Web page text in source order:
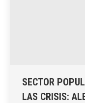
SECTOR
LAS CRISIS: